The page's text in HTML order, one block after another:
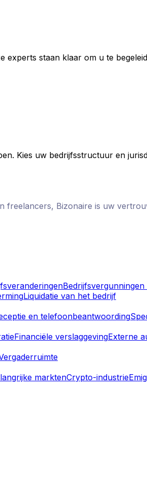
experts staan klaar om u te
Kies uw bedrijfsstructuur en
Bizonaire is uw
Liquidatie van het bedrijf
en telefoonbeantwoording
Financiële verslaggevingExterne
marktenCrypto-industrie